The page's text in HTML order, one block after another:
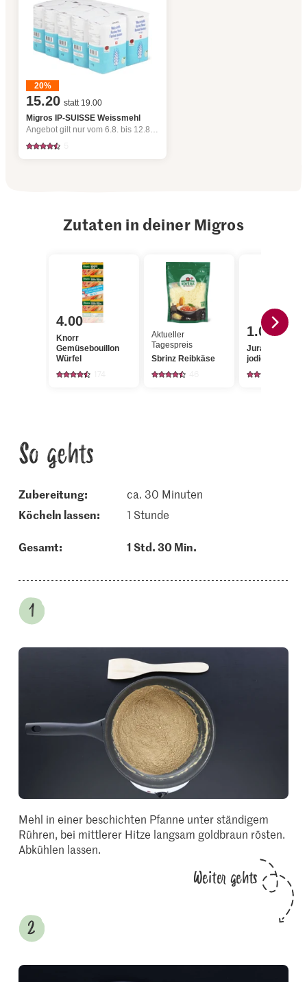
20%
15.20 statt 19.00
Migros IP-SUISSE Weissmehl
Angebot gilt nur vom 6.8. bis 12.8.2026, solange Vorrat.
Zutaten in deiner Migros
4.00
Knorr
Gemüsebouillon
Würfel
Aktueller
Tagespreis
Sbrinz Reibkäse
1.05
Jura Sel Salz
jodiert &
So gehts
Zubereitung:
ca. 30 Minuten
köcheln lassen:
1 Stunde
Gesamt: 1 Std. 30 Min.
Mehl in einer beschichten Pfanne unter ständigem
Rühren, bei mittlerer Hitze langsam goldbraun rösten.
Abkühlen lassen.
Weiter gehts